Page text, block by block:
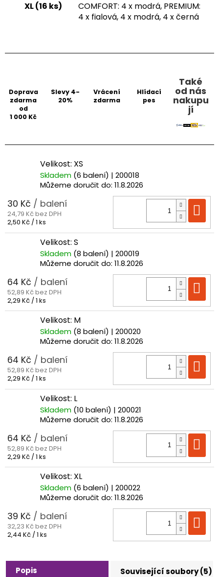
XL (16 ks)
COMFORT: 4 x modrá, PREMIUM:
4 x fialová, 4 x modrá, 4 x černá
Doprava
zdarma
od
1 000 Kč
Slevy 4-
20%
Vrácení
zdarma
Hlídací
pes
Také
od nás
nakupu
jí
Velikost: XS
Skladem (6 balení) | 200018
Můžeme doručit do: 11.8.2026
30 Kč / balení
24,79 Kč bez DPH
Měrná
2,50 Kč / 1 ks
Velikost: S
Skladem (8 balení) | 200019
Můžeme doručit do: 11.8.2026
64 Kč / balení
52,89 Kč bez DPH
Měrná
cena:
2,29 Kč / 1 ks
Velikost: M
Skladem (8 balení) | 200020
Můžeme doručit do: 11.8.2026
64 Kč / balení
52,89 Kč bez DPH
Měrná
2,29 Kč / 1 ks
Velikost: L
Skladem (10 balení) | 200021
Můžeme doručit do: 11.8.2026
64 Kč / balení
52,89 Kč bez DPH
Měrná
cena:
2,29 Kč / 1 ks
Velikost: XL
Skladem (6 balení) | 200022
Můžeme doručit do: 11.8.2026
39 Kč / balení
32,23 Kč bez DPH
Měrná
2,44 Kč / 1 ks
Popis Související soubory (5)